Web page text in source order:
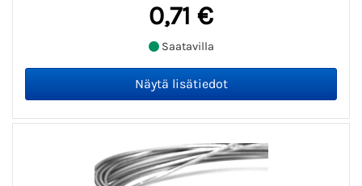
0,71 €
Saatavilla